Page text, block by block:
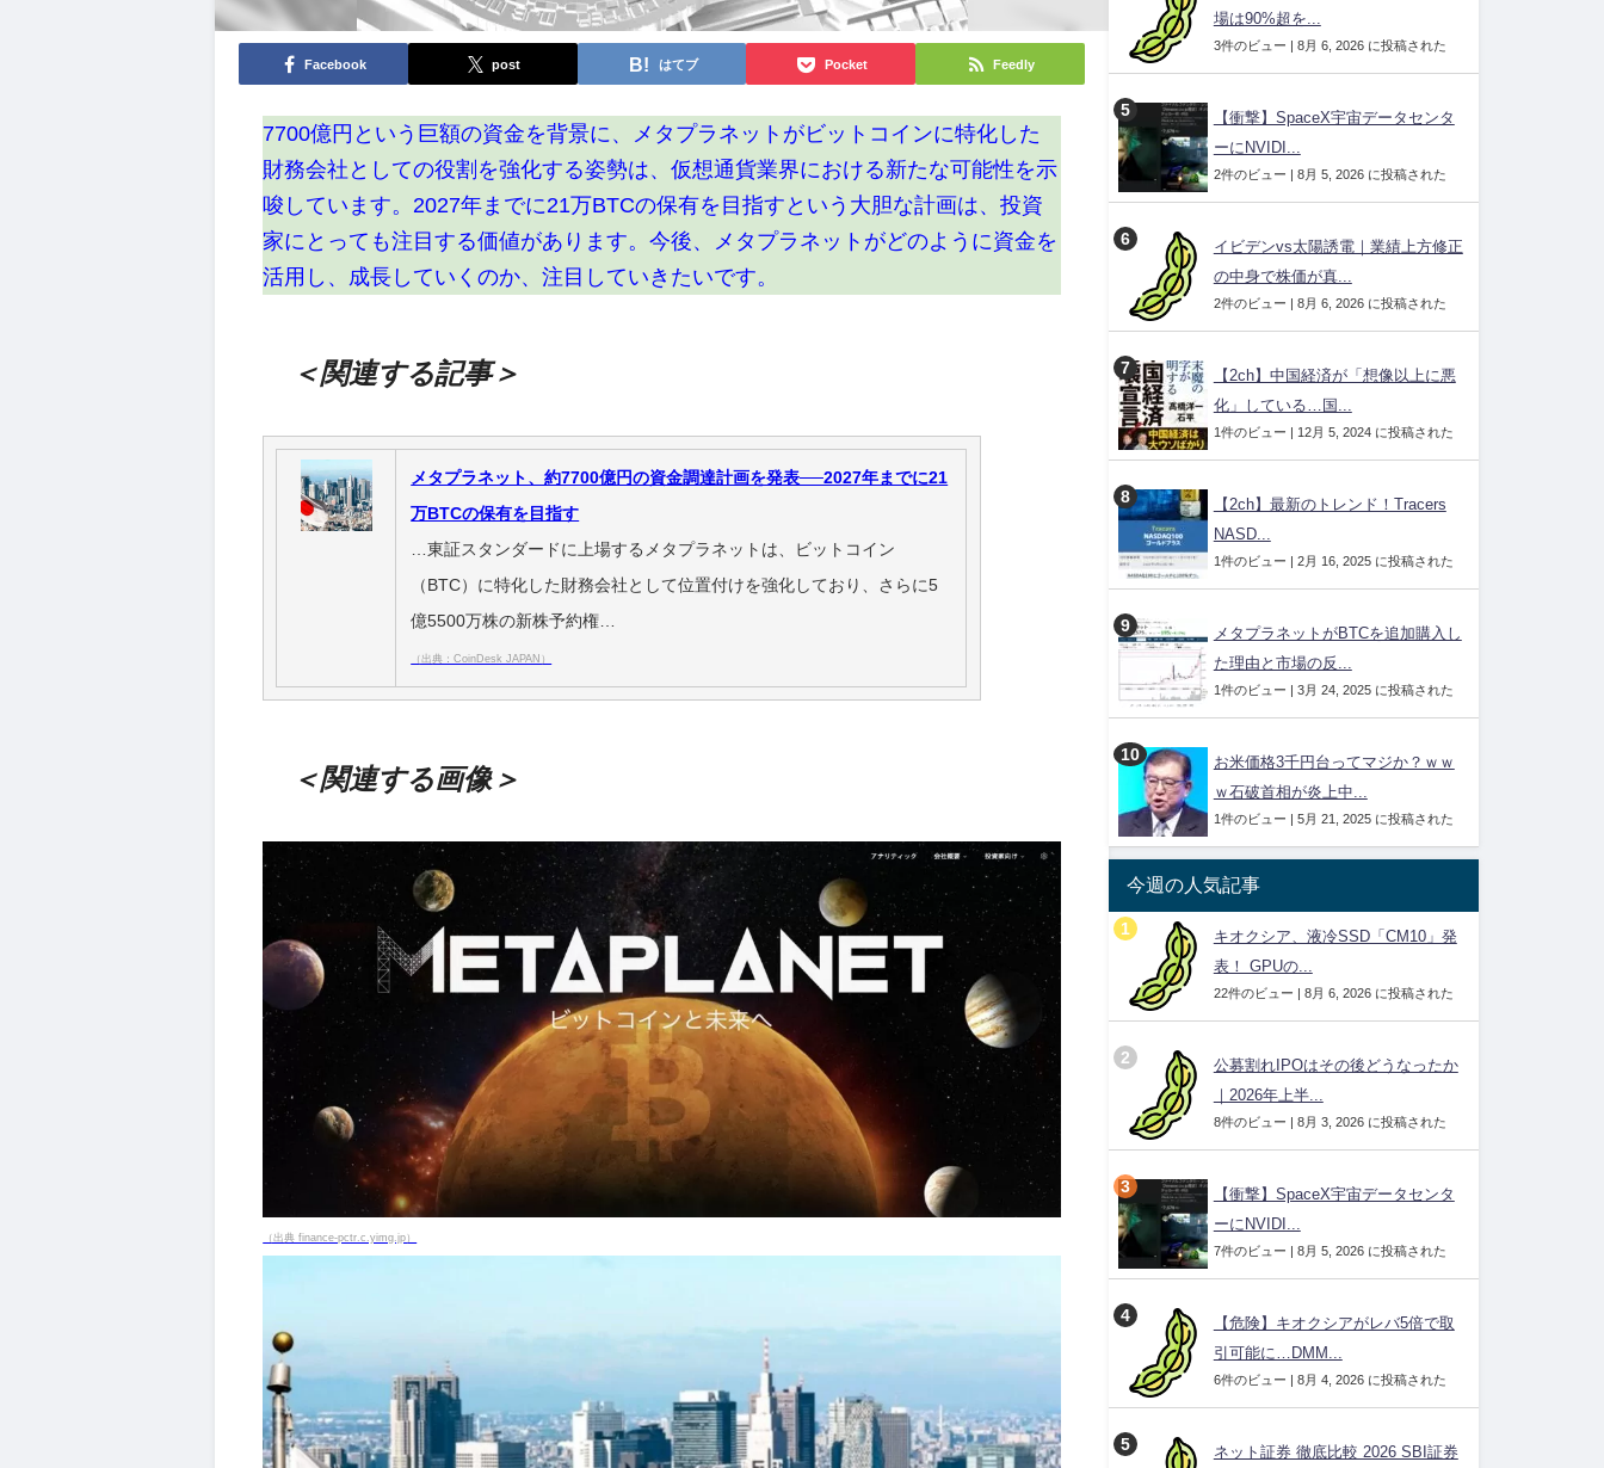
Facebook post はてブ Pocket Feedly
7700億円という巨額の資金を背景に、メタプラネットがビットコインに特化した
財務会社としての役割を強化する姿勢は、仮想通貨業界における新たな可能性を示
唆しています。2027年までに21万BTCの保有を目指すという大胆な計画は、投資
家にとっても注目する価値があります。今後、メタプラネットがどのように資金を
活用し、成長していくのか、注目していきたいです。
＜関連する記事＞
メタプラネット、約7700億円の資金調達計画を発表──2027年までに21
万BTCの保有を目指す
…東証スタンダードに上場するメタプラネットは、ビットコイン
（BTC）に特化した財務会社として位置付けを強化しており、さらに5
億5500万株の新株予約権…
（出典：CoinDesk JAPAN）
＜関連する画像＞
（出典 finance-pctr.c.yimg.jp）
場は90%超を...
3件のビュー | 8月 6, 2026 に投稿された
【衝撃】SpaceX宇宙データセンタ
ーにNVIDI...
2件のビュー | 8月 5, 2026 に投稿された
イビデンvs太陽誘電｜業績上方修正
の中身で株価が真...
2件のビュー | 8月 6, 2026 に投稿された
【2ch】中国経済が「想像以上に悪
化」している…国...
1件のビュー | 12月 5, 2024 に投稿された
【2ch】最新のトレンド！Tracers
NASD...
1件のビュー | 2月 16, 2025 に投稿された
メタプラネットがBTCを追加購入し
た理由と市場の反...
1件のビュー | 3月 24, 2025 に投稿された
お米価格3千円台ってマジか？ｗｗ
ｗ石破首相が炎上中...
1件のビュー | 5月 21, 2025 に投稿された
今週の人気記事
キオクシア、液冷SSD「CM10」発
表！ GPUの...
22件のビュー | 8月 6, 2026 に投稿された
公募割れIPOはその後どうなったか
｜2026年上半...
8件のビュー | 8月 3, 2026 に投稿された
【衝撃】SpaceX宇宙データセンタ
ーにNVIDI...
7件のビュー | 8月 5, 2026 に投稿された
【危険】キオクシアがレバ5倍で取
引可能に…DMM...
6件のビュー | 8月 4, 2026 に投稿された
ネット証券 徹底比較 2026 SBI証券